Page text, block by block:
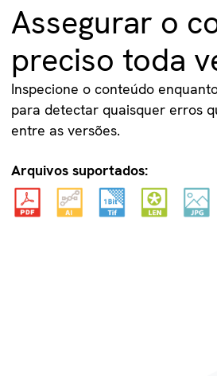
Assegurar o
preciso toda
Inspecione o conteúdo
para detectar quaisquer erros
entre as versões.
Arquivos suportados: